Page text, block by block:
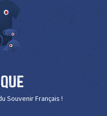
Souvenir Français !